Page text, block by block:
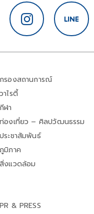
กรองสถานการณ์
วาไรตี้
กีฬา
ท่องเที่ยว – ศิลปวัฒนธรรม
ประชาสัมพันธ์
ภูมิภาค
สิ่งแวดล้อม
PR & PRESS